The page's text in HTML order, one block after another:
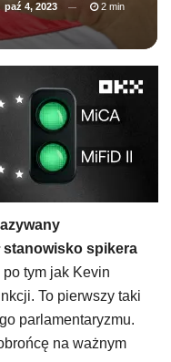
paź 4, 2023
2 min
stanowisko spikera
po tym jak Kevin
To pierwszy taki
parlamentaryzmu.
na ważnym